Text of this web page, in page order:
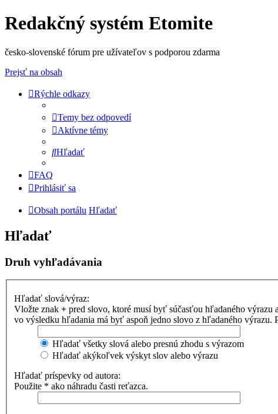
Redakčný systém Etomite
česko-slovenské fórum pre užívateľov s podporou zdarma
Prejsť na obsah
Rýchle odkazy
Temy bez odpovedí
Aktívne témy
Hľadať
FAQ
Prihlásiť sa
Obsah portálu Hľadať
Hľadať
Druh vyhľadávania
Hľadať slová/výraz:
Vložte znak + pred slovo, ktoré musí byť súčasťou hľadaného výrazu
vo výsledku hľadania má byť aspoň jedno slovo z hľadaného výrazu.
Hľadať všetky slová alebo presnú zhodu s výrazom
Hľadať akýkoľvek výskyt slov alebo výrazu
Hľadať príspevky od autora:
Použite * ako náhradu časti reťazca.